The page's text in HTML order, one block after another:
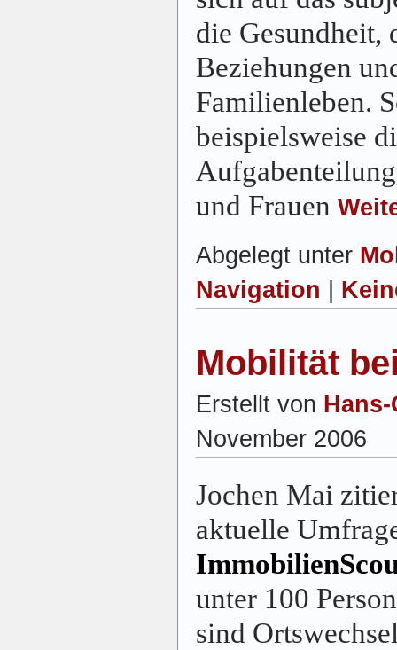
die Gesundheit,
Beziehungen
Familienleben.
beispielsweise
und Frauen
Abgelegt unter
Navigation
Mobilität
Erstellt von
November 2006
Jochen Mai
aktuelle
unter 100
sind